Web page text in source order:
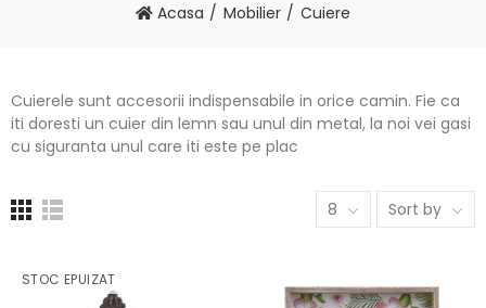
Acasa Mobilier Cuiere
Cuierele sunt accesorii indispensabile in orice camin. Fie ca
iti doresti un cuier din lemn sau unul din metal, la noi vei gasi
cu siguranta unul care iti este pe plac
8 Sort by
STOC EPUIZAT